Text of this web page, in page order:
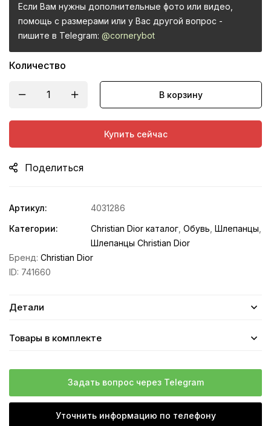
Если Вам нужны дополнительные фото или видео,
помощь с размерами или у Вас другой вопрос -
пишите в Telegram: @cornerybot
Количество
В корзину
Купить сейчас
Поделиться
Артикул:
4031286
Категории:
Christian Dior каталог Обувь Шлепанцы
Шлепанцы Christian Dior
Бренд: Christian Dior
ID: 741660
Детали
Товары в комплекте
Задать вопрос через Telegram
Уточнить информацию по телефону